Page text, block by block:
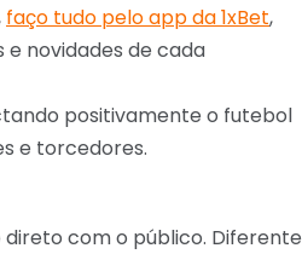
faço tudo pelo app da 1xBet,
novidades de cada
positivamente o futebol
e torcedores.
com o público. Diferente